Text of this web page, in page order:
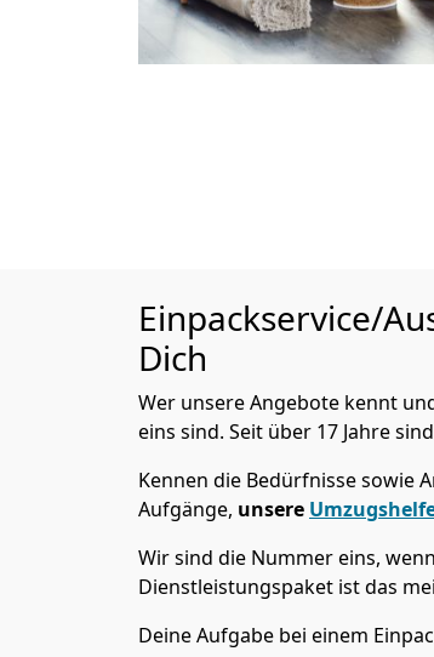
Einpackservice/
Dich
Wer unsere Angebote kennt
eins sind. Seit über 17 Jahre
Kennen die Bedürfnisse sowie
Aufgänge, unsere
Wir sind die Nummer eins,
Dienstleistungspaket ist das
Deine Aufgabe bei einem